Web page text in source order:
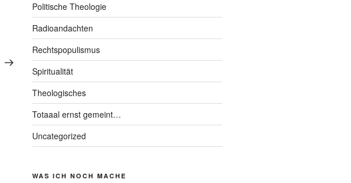
Nächster
Beitrag
Politische Theologie
Radioandachten
Rechtspopulismus
Spiritualität
Theologisches
Totaaal ernst gemeint…
Uncategorized
WAS ICH NOCH MACHE